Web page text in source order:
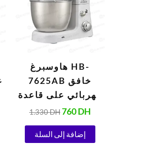
هاوسبرغ HB-
7625AB خافق
كهربائي على قاعدة
700 واط
1.330DH760DH
إضافة إلى السلة